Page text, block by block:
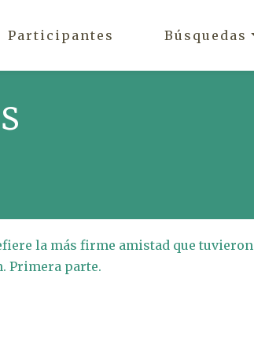
Participantes Búsquedas
la más firme amistad que tuvieron
Primera parte.